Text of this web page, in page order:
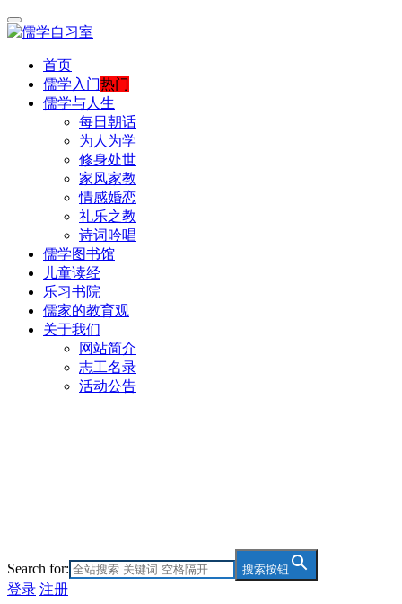
首页
儒学入门热门
儒学与人生
每日朝话
为人为学
修身处世
家风家教
情感婚恋
礼乐之教
诗词吟唱
儒学图书馆
儿童读经
乐习书院
儒家的教育观
关于我们
网站简介
志工名录
活动公告
Search for: 搜索按钮
登录 注册